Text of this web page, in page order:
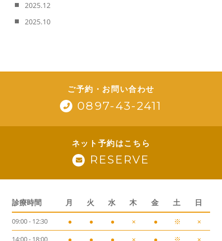
2025.12
2025.10
ご予約・お問い合わせ
0897-43-2411
ネット予約はこちら
RESERVE
診療時間 月 火 水 木 金 土 日
09:00 - 12:30 ● ● ● × ● ※ ×
14:00 - 18:00